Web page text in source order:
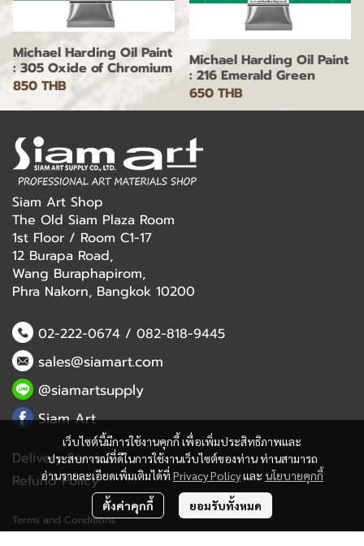
Michael Harding Oil Paint
: 305 Oxide of Chromium
850 THB
Michael Harding Oil Paint
: 216 Emerald Green
650 THB
เว็บไซต์นี้มีการใช้งานคุกกี้ เพื่อเพิ่มประสิทธิภาพและ
ประสบการณ์ที่ดีในการใช้งานเว็บไซต์ของท่าน ท่านสามารถ
อ่านรายละเอียดเพิ่มเติมได้ที่ Privacy Policyและ นโยบายคุกกี้
ตั้งค่าคุกกี้ ยอมรับทั้งหมด
Siam Art Shop
The Old Siam Plaza Room
1st Floor / Room C1-17
12 Burapa Road,
Wang Buraphapirom,
Phra Nakorn, Bangkok 10200
02-222-0674/ 082-818-9445
sales@siamart.com
@siamartsupply
Siam Art
Delivery Service
Refund Policy
Terms and Conditions